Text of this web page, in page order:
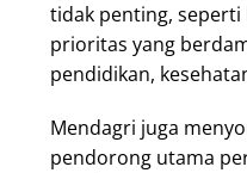
tidak penting,
prioritas yang
pendidikan,
Mendagri juga
pendorong utama